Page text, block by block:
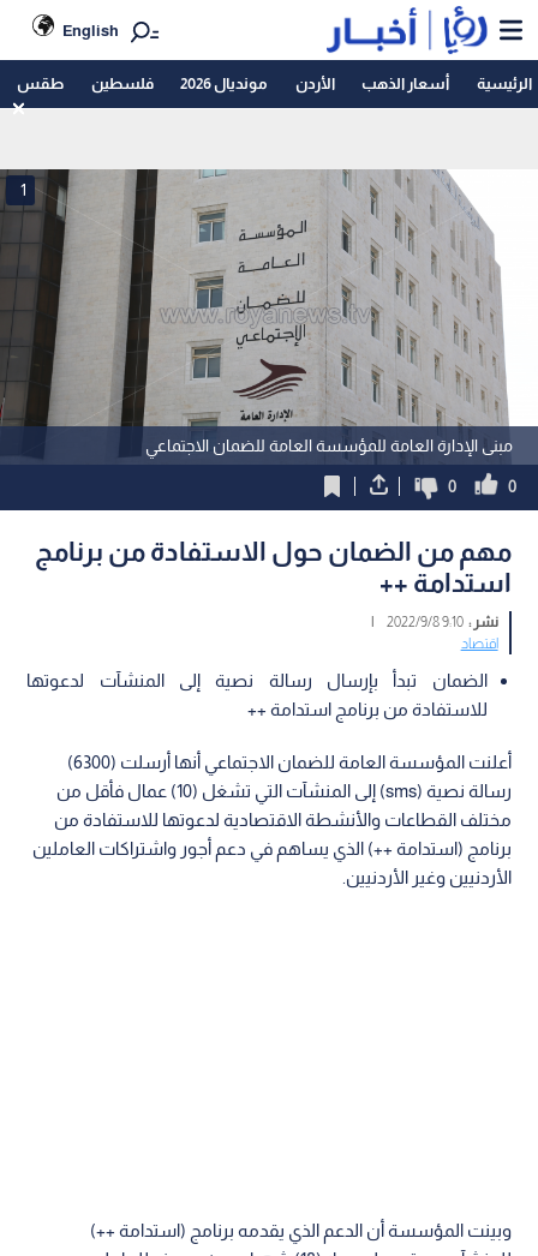
English
الرئيسية أسعار الذهب الأردن مونديال 2026 فلسطين طقس
مبنى الإدارة العامة للمؤسسة العامة للضمان الاجتماعي
1
0
0
مهم من الضمان حول الاستفادة من برنامج
استدامة ++
نشر :9:10 2022/9/8
|
اقتصاد
الضمان تبدأ بإرسال رسالة نصية إلى المنشآت لدعوتها
للاستفادة من برنامج استدامة ++
أعلنت المؤسسة العامة للضمان الاجتماعي أنها أرسلت (6300)
رسالة نصية (sms) إلى المنشآت التي تشغل (10) عمال فأقل من
مختلف القطاعات والأنشطة الاقتصادية لدعوتها للاستفادة من
برنامج (استدامة ++) الذي يساهم في دعم أجور واشتراكات العاملين
الأردنيين وغير الأردنيين.
وبينت المؤسسة أن الدعم الذي يقدمه برنامج (استدامة ++)